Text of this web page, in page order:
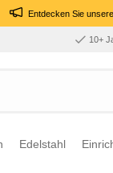
Entdecken Sie
10+
Edelstahl